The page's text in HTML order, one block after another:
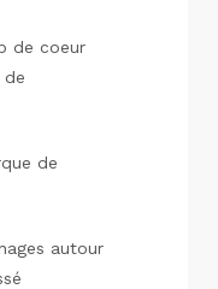
de coeur
de
de
autour